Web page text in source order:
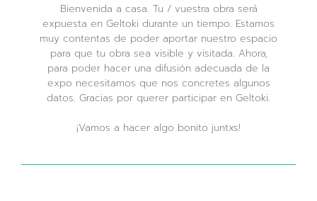
Bienvenida a casa. Tu / vuestra obra será
expuesta en Geltoki durante un tiempo. Estamos
muy contentas de poder aportar nuestro espacio
para que tu obra sea visible y visitada. Ahora,
para poder hacer una difusión adecuada de la
expo necesitamos que nos concretes algunos
datos. Gracias por querer participar en Geltoki.
¡Vamos a hacer algo bonito juntxs!